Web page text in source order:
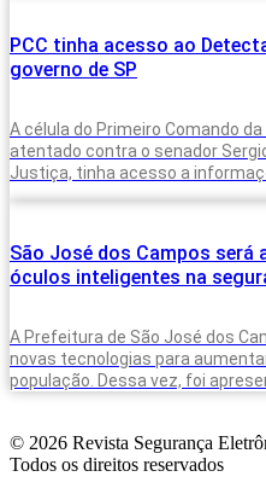
PCC tinha acesso ao
governo de SP
A célula do Primeiro Comando
atentado contra o senador
Justiça, tinha acesso a
São José dos Campos será
óculos inteligentes na
A Prefeitura de São José dos
novas tecnologias para
população. Dessa vez, foi
© 2026 Revista Segurança
Todos os direitos reservados